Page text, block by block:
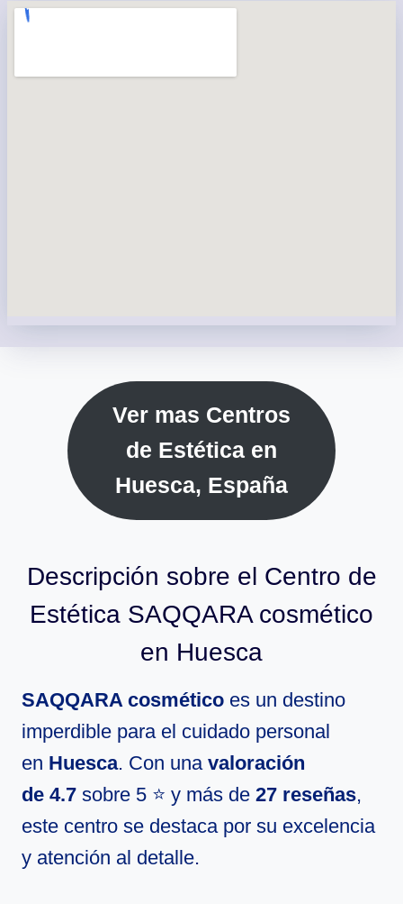
Ver mas Centros
de Estética en
Huesca, España
Descripción sobre el Centro de
Estética SAQQARA cosmético
en Huesca
SAQQARA cosmético es un destino
imperdible para el cuidado personal
en Huesca. Con una valoración
de 4.7 sobre 5 ⭐ y más de 27 reseñas,
este centro se destaca por su excelencia
y atención al detalle.